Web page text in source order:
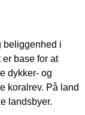
beliggenhed i
base for at
dykker- og
koralrev. På land
landsbyer.